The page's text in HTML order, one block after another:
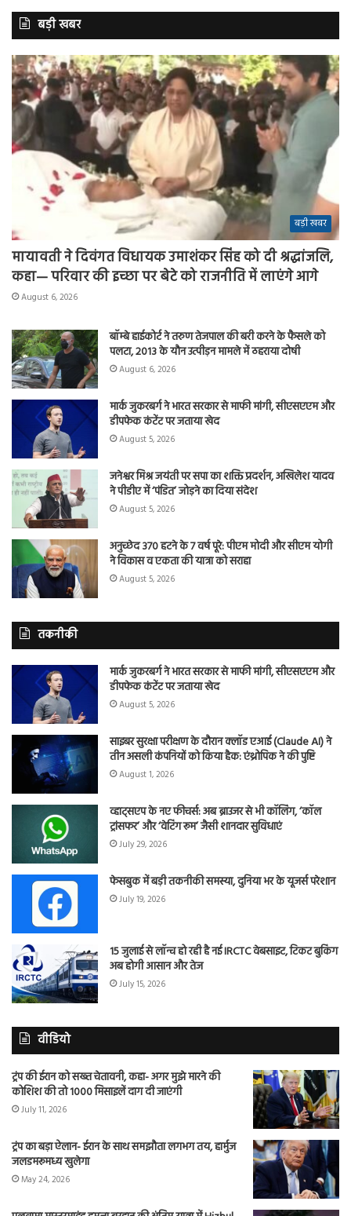
बड़ी खबर
बड़ी खबर
मायावती ने दिवंगत विधायक उमाशंकर सिंह को दी श्रद्धांजलि,
कहा— परिवार की इच्छा पर बेटे को राजनीति में लाएंगे आगे
August 6, 2026
बॉम्बे हाईकोर्ट ने तरुण तेजपाल की बरी करने के फैसले को
पलटा, 2013 के यौन उत्पीड़न मामले में ठहराया दोषी
August 6, 2026
मार्क जुकरबर्ग ने भारत सरकार से माफी मांगी, सीएसएएम और
डीपफेक कंटेंट पर जताया खेद
August 5, 2026
जनेश्वर मिश्र जयंती पर सपा का शक्ति प्रदर्शन, अखिलेश यादव
ने पीडीए में ‘पंडित’ जोड़ने का दिया संदेश
August 5, 2026
अनुच्छेद 370 हटने के 7 वर्ष पूरे: पीएम मोदी और सीएम योगी
ने विकास व एकता की यात्रा को सराहा
August 5, 2026
तकनीकी
मार्क जुकरबर्ग ने भारत सरकार से माफी मांगी, सीएसएएम और
डीपफेक कंटेंट पर जताया खेद
August 5, 2026
साइबर सुरक्षा परीक्षण के दौरान क्लॉड एआई (Claude AI) ने
तीन असली कंपनियों को किया हैक: एंथ्रोपिक ने की पुष्टि
August 1, 2026
व्हाट्सएप के नए फीचर्स: अब ब्राउजर से भी कॉलिंग, ‘कॉल
ट्रांसफर’ और ‘वेटिंग रूम’ जैसी शानदार सुविधाएं
July 29, 2026
फेसबुक में बड़ी तकनीकी समस्या, दुनिया भर के यूजर्स परेशान
July 19, 2026
15 जुलाई से लॉन्च हो रही है नई IRCTC वेबसाइट, टिकट बुकिंग
अब होगी आसान और तेज
July 15, 2026
वीडियो
ट्रंप की ईरान को सख्त चेतावनी, कहा- अगर मुझे मारने की
कोशिश की तो 1000 मिसाइलें दाग दी जाएंगी
July 11, 2026
ट्रंप का बड़ा ऐलान- ईरान के साथ समझौता लगभग तय, हार्मुज
जलडमरूमध्य खुलेगा
May 24, 2026